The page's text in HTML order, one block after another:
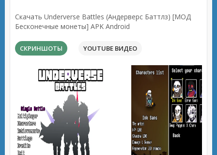
Скачать Underverse Battles (Андерверс Баттлз) [МОД
Бесконечные монеты] APK Android
СКРИНШОТЫ YOUTUBE ВИДЕО